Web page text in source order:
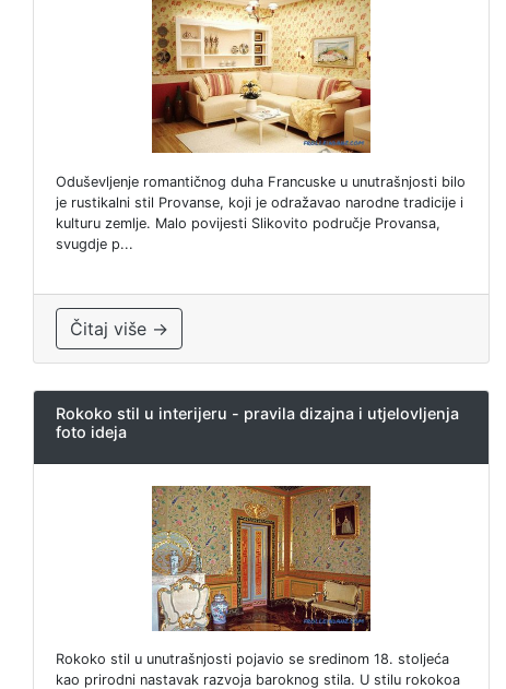
Oduševljenje romantičnog duha Francuske u unutrašnjosti bilo
je rustikalni stil Provanse, koji je odražavao narodne tradicije i
kulturu zemlje. Malo povijesti Slikovito područje Provansa,
svugdje p...
Čitaj više →
Rokoko stil u interijeru - pravila dizajna i utjelovljenja
foto ideja
Rokoko stil u unutrašnjosti pojavio se sredinom 18. stoljeća
kao prirodni nastavak razvoja baroknog stila. U stilu rokokoa